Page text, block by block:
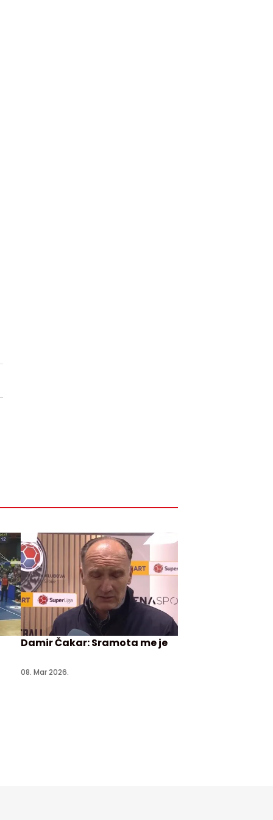
Damir Čakar: Sramota me je
08. Mar 2026.